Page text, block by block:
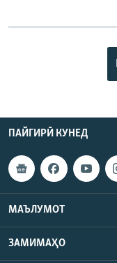
ПАЙГИРӢ КУНЕД
МАЪЛУМОТ
ЗАМИМАҲО